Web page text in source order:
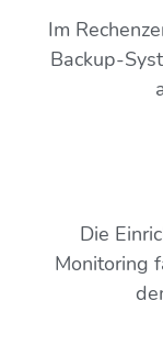
Im
Backup-
Die
Monitoring